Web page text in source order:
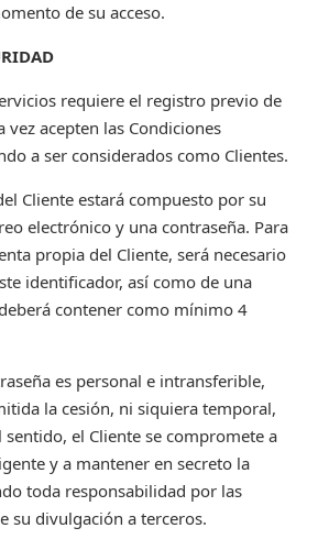
de su acceso.
requiere el registro previo de
vez acepten las Condiciones
a ser considerados como Clientes.
Cliente estará compuesto por su
electrónico y una contraseña. Para
propia del Cliente, será necesario
identificador, así como de una
contener como mínimo 4
es personal e intransferible,
la cesión, ni siquiera temporal,
sentido, el Cliente se compromete a
y a mantener en secreto la
toda responsabilidad por las
su divulgación a terceros.